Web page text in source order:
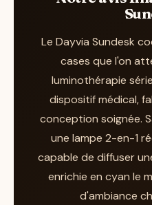
Dayvia Slimstyle
intensité de 10 000
technologie LED,
élancé et compact.
place sur un bureau
intérieur soigné. En
: elle ne se transforme
d'éclairage orientée
comme la Sundesk.
elle vise plutôt ceux
Sundesk et les
idéalement le matin,
le manque de lumière
effets ressentis,
réveil plus facile,
rapportés au bout de
semaines d'usage
cyan sur 45 minutes,
plus douce quand la
les yeux.
Le Dayvia Sundesk
cases que l'on
luminothérapie
dispositif médical,
conception soignée.
une lampe 2-en-1
capable de diffuser
enrichie en cyan le
d'ambiance